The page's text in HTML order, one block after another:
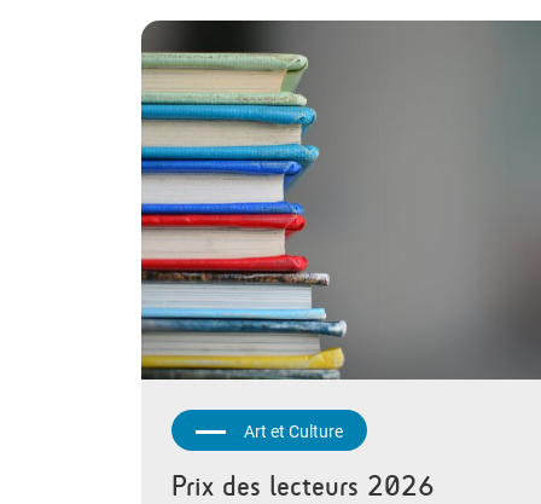
Art et Culture
Prix des lecteurs 2026